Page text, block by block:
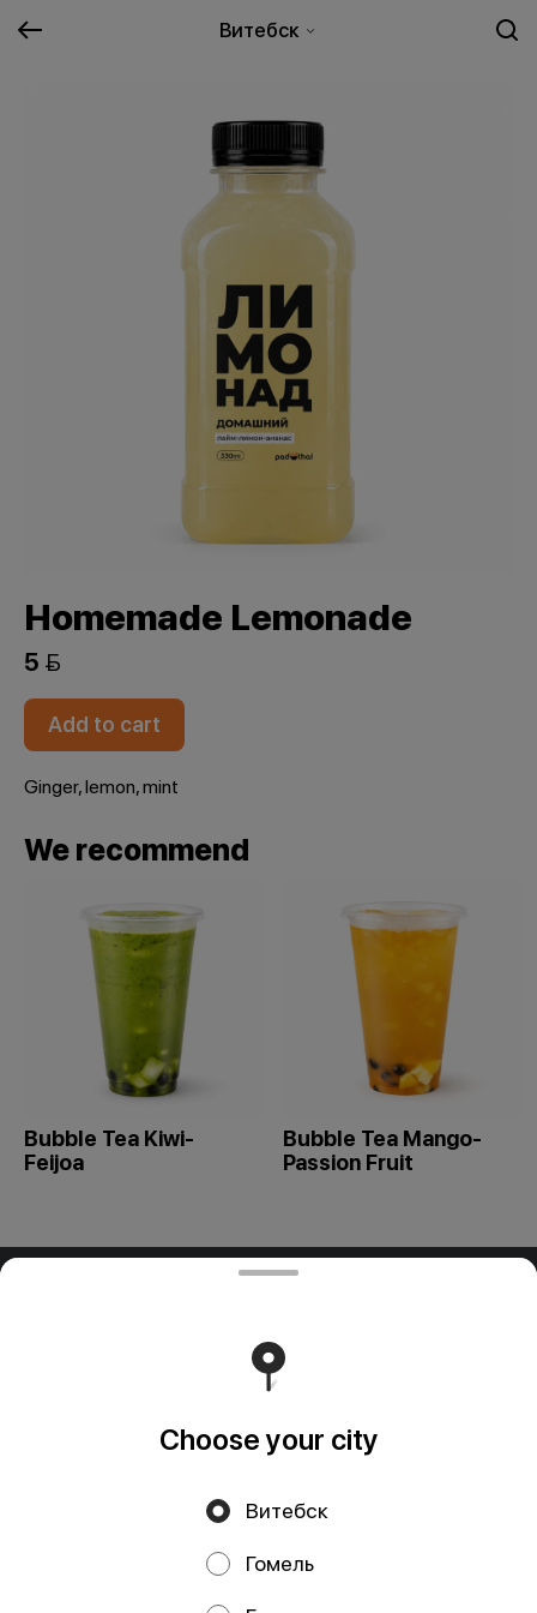
Витебск
Homemade Lemonade
5 
Add to cart
Ginger, lemon, mint
We recommend
Bubble Tea Kiwi-
Feijoa
Bubble Tea Mango-
Passion Fruit
ООО "ПАДТАЙ-ГРУПП"
Свидетельство выдано Минским горисполкомом
03.12.2020 г. Интернет-магазин зарегистрирован в
Торговом реестре Республики Беларусь 18.01.2021г.
Файлы cookie
Choose your city
Витебск
Гомель